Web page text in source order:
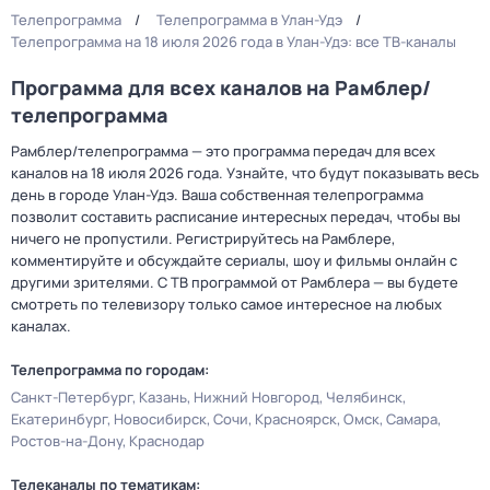
Телепрограмма
Телепрограмма в Улан-Удэ
Телепрограмма на 18 июля 2026 года в Улан-Удэ: все ТВ-каналы
Программа для всех каналов на Рамблер/
телепрограмма
Рамблер/телепрограмма — это программа передач для всех
каналов на 18 июля 2026 года. Узнайте, что будут показывать весь
день в городе Улан-Удэ. Ваша собственная телепрограмма
позволит составить расписание интересных передач, чтобы вы
ничего не пропустили. Регистрируйтесь на Рамблере,
комментируйте и обсуждайте сериалы, шоу и фильмы онлайн с
другими зрителями. С ТВ программой от Рамблера — вы будете
смотреть по телевизору только самое интересное на любых
каналах.
Телепрограмма по городам:
Санкт-Петербург Казань Нижний Новгород Челябинск
Екатеринбург Новосибирск Сочи Красноярск Омск Самара
Ростов-на-Дону Краснодар
Телеканалы по тематикам: